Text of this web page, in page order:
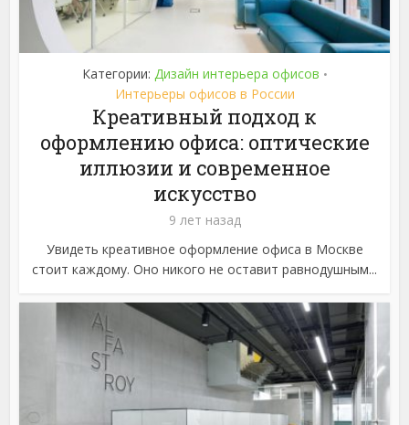
Категории: Дизайн интерьера офисов •
Интерьеры офисов в России
Креативный подход к
оформлению офиса: оптические
иллюзии и современное
искусство
9 лет назад
Увидеть креативное оформление офиса в Москве
стоит каждому. Оно никого не оставит равнодушным...